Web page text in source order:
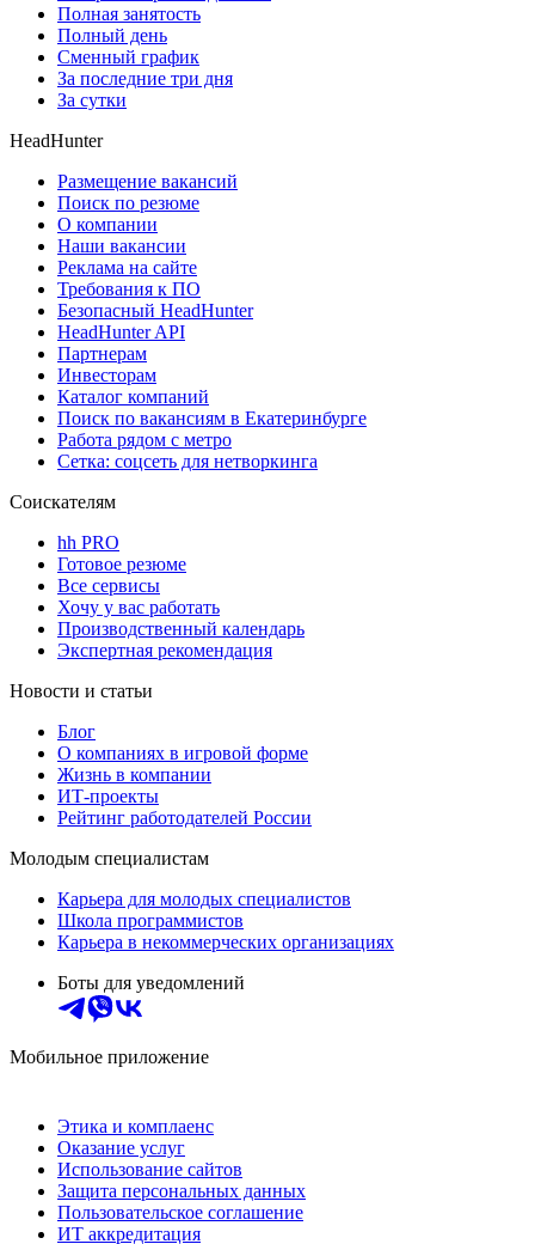
Полная занятость
Полный день
Сменный график
За последние три дня
За сутки
HeadHunter
Размещение вакансий
Поиск по резюме
О компании
Наши вакансии
Реклама на сайте
Требования к ПО
Безопасный HeadHunter
HeadHunter API
Партнерам
Инвесторам
Каталог компаний
Поиск по вакансиям в Екатеринбурге
Работа рядом с метро
Сетка: соцсеть для нетворкинга
Соискателям
hh PRO
Готовое резюме
Все сервисы
Хочу у вас работать
Производственный календарь
Экспертная рекомендация
Новости и статьи
Блог
О компаниях в игровой форме
Жизнь в компании
ИТ-проекты
Рейтинг работодателей России
Молодым специалистам
Карьера для молодых специалистов
Школа программистов
Карьера в некоммерческих организациях
Боты для уведомлений
Мобильное приложение
Этика и комплаенс
Оказание услуг
Использование сайтов
Защита персональных данных
Пользовательское соглашение
ИТ аккредитация